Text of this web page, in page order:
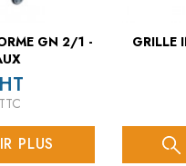
GN 2/1 -
PLUS